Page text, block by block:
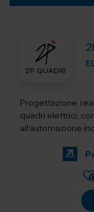
Progettazione,
quadri elettrici,
all'automazione